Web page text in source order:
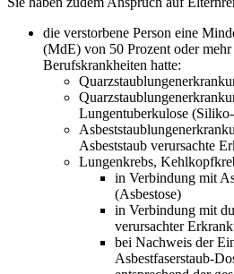
die verstorbene Person eine
(MdE) von 50 Prozent oder
Berufskrankheiten hatte:
Lungentuberkulose
Asbeststaub verursachte
Lungenkrebs,
in Verbindung mit
(Asbestose)
in Verbindung mit
verursachter
bei Nachweis der
Asbestfaserstaub-